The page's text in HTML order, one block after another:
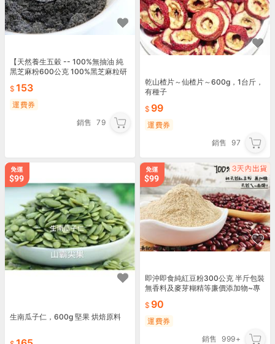
【天然養生五穀 -- 100%無抽油 純
黑芝麻粉600公克 100%黑芝麻粒研
153
運費券
銷售 79
乾山楂片～仙楂片～600g，1台斤，
有種子
99
運費券
銷售
97
生南瓜子仁，600g 堅果 烘焙原料
即沖即食純紅豆粉300公克 半斤包裝
無香料及麥芽糊精等廉價添加物~專
味工坊】
90
運費券
銷售
999+